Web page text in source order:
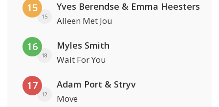
15
15
Yves Berendse & Emma Heesters
Alleen Met Jou
16
18
Myles Smith
Wait For You
17
12
Adam Port & Stryv
Move